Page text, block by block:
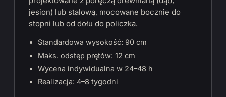
jesion) lub stalową, mocowane bocznie do
stopni lub od dołu do policzka.
Standardowa wysokość: 90 cm
Maks. odstęp prętów: 12 cm
Wycena indywidualna w 24–48 h
Realizacja: 4–8 tygodni